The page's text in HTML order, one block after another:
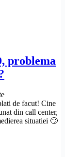
problema
de facut! Cine
din call center,
situatiei 🙄